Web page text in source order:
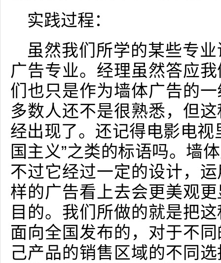
实践过程：
虽然我们所学的某些专
广告专业。经理虽然答应
们也只是作为墙体广告的
多数人还不是很熟悉，但
经出现了。还记得电影电视
国主义”之类的标语吗。墙
不过它经过一定的设计，
样的广告看上去会更美观
目的。我们所做的就是把
面向全国发布的，对于不
己产品的销售区域的不同